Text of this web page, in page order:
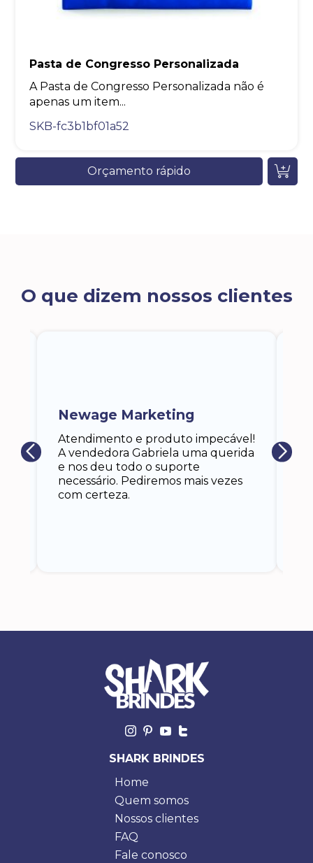
Pasta de Congresso Personalizada
A Pasta de Congresso Personalizada não é
apenas um item...
SKB-fc3b1bf01a52
Orçamento rápido
O que dizem nossos clientes
Atendimento e produto impecável!
A vendedora Gabriela uma querida
e nos deu todo o suporte
necessário. Pediremos mais vezes
com certeza.
Newage Marketing
SHARK BRINDES
Home
Quem somos
Nossos clientes
FAQ
Fale conosco